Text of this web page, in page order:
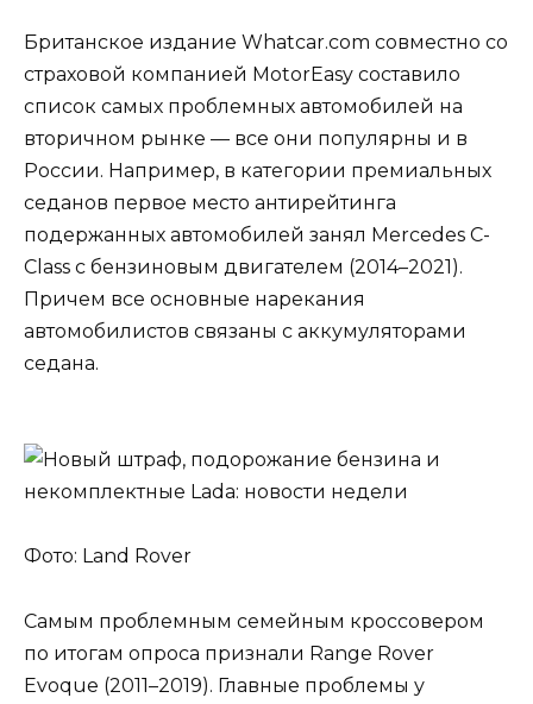
Британское издание Whatcar.com совместно со
страховой компанией MotorEasy составило
список самых проблемных автомобилей на
вторичном рынке — все они популярны и в
России. Например, в категории премиальных
седанов первое место антирейтинга
подержанных автомобилей занял Mercedes C-
Class с бензиновым двигателем (2014–2021).
Причем все основные нарекания
автомобилистов связаны с аккумуляторами
седана.
Фото: Land Rover
Самым проблемным семейным кроссовером
по итогам опроса признали Range Rover
Evoque (2011–2019). Главные проблемы у